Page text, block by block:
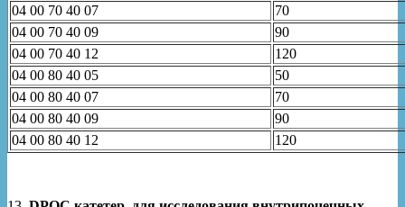
04 00 70 40 07
70
04 00 70 40 09
90
04 00 70 40 12
120
04 00 80 40 05
50
04 00 80 40 07
70
04 00 80 40 09
90
04 00 80 40 12
120